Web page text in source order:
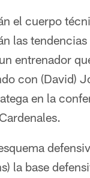
el cuerpo
las
entrenador
con (David)
en la
la base